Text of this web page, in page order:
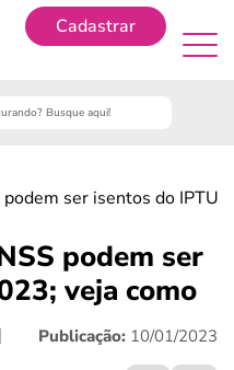
Cadastrar
ser isentos do IPTU
podem ser
veja como
Publicação: 10/01/2023